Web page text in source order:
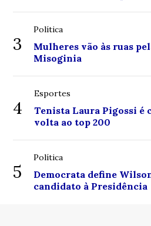
3
Política
Mulheres vão às ruas
Misoginia
4
Esportes
Tenista Laura Pigossi é
volta ao top 200
5
Política
Democrata define
candidato à Presidência